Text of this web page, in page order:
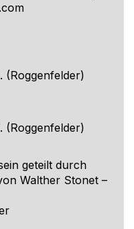
(Roggenfelder)
(Roggenfelder)
geteilt durch
Walther Stonet –